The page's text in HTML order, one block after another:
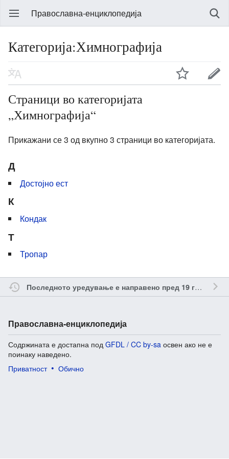
Православна-енциклопедија
Категорија:Химнографија
Страници во категоријата
„Химнографија“
Прикажани се 3 од вкупно 3 страници во категоријата.
Д
Достојно ест
К
Кондак
Т
Тропар
Последното уредување е направено пред 19 години од
Православна-енциклопедија
Содржината е достапна под GFDL / CC by-sa освен ако не е
поинаку наведено.
Приватност
Обично